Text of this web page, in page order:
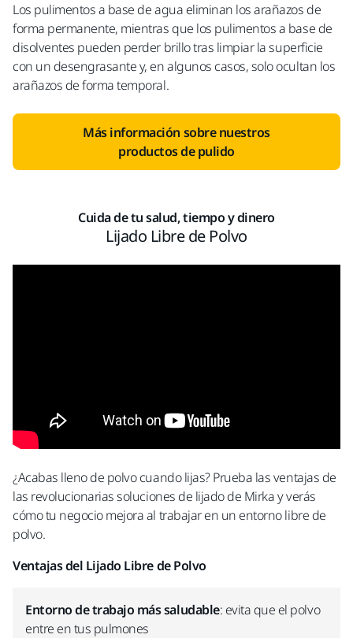
Los pulimentos a base de agua eliminan los arañazos de
forma permanente, mientras que los pulimentos a base de
disolventes pueden perder brillo tras limpiar la superficie
con un desengrasante y, en algunos casos, solo ocultan los
arañazos de forma temporal.
Más información sobre nuestros
productos de pulido
Cuida de tu salud, tiempo y dinero
Lijado Libre de Polvo
¿Acabas lleno de polvo cuando lijas? Prueba las ventajas de
las revolucionarias soluciones de lijado de Mirka y verás
cómo tu negocio mejora al trabajar en un entorno libre de
polvo.
Ventajas del Lijado Libre de Polvo
Entorno de trabajo más saludable: evita que el polvo
entre en tus pulmones